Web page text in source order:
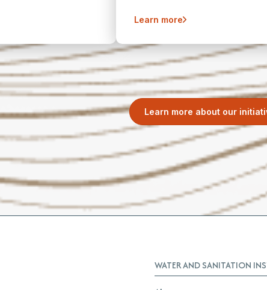
Learn more
Learn more about our
WATER AND SANITATION